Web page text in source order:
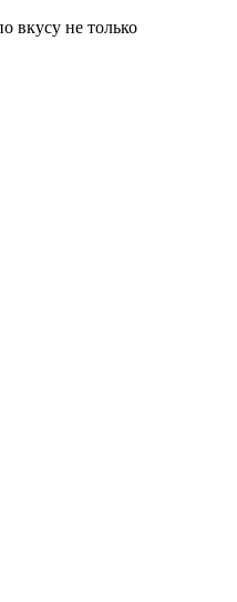
вкусу не только